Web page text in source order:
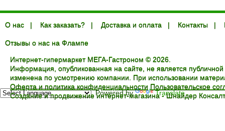
О нас | Как заказать? | Доставка и оплата | Контакты |
Отзывы о нас на Флампе
Интернет-гипермаркет МЕГА-Гастроном © 2026.
Информация, опубликованная на сайте, не является
изменена по усмотрению компании. При использовании
Оферта и политика конфиденциальности Пользовательское
Создание и продвижение интернет-магазина -Шнайдер
Powered by Translate